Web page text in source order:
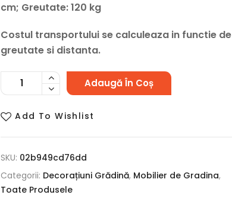
cm; Greutate: 120 kg
Costul transportului se calculeaza in functie de
greutate si distanta.
Adaugă În Coș
Add To Wishlist
SKU: 02b949cd76dd
Categorii: Decorațiuni Grădină, Mobilier de Gradina,
Toate Produsele